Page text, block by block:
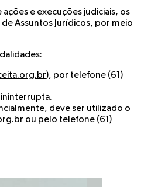
e execuções judiciais, os
Assuntos Jurídicos, por meio
), por telefone (61)
ininterrupta.
deve ser utilizado o
ou pelo telefone (61)